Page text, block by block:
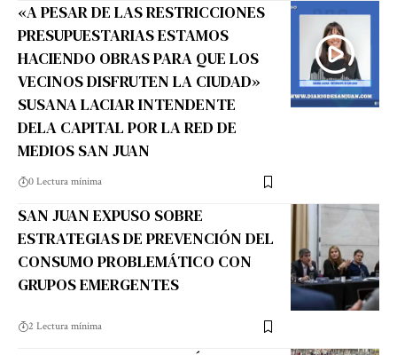
«A PESAR DE LAS RESTRICCIONES
PRESUPUESTARIAS ESTAMOS
HACIENDO OBRAS PARA QUE LOS
VECINOS DISFRUTEN LA CIUDAD»
SUSANA LACIAR INTENDENTE
DELA CAPITAL POR LA RED DE
MEDIOS SAN JUAN
0 Lectura mínima
SAN JUAN EXPUSO SOBRE
ESTRATEGIAS DE PREVENCIÓN DEL
CONSUMO PROBLEMÁTICO CON
GRUPOS EMERGENTES
2 Lectura mínima